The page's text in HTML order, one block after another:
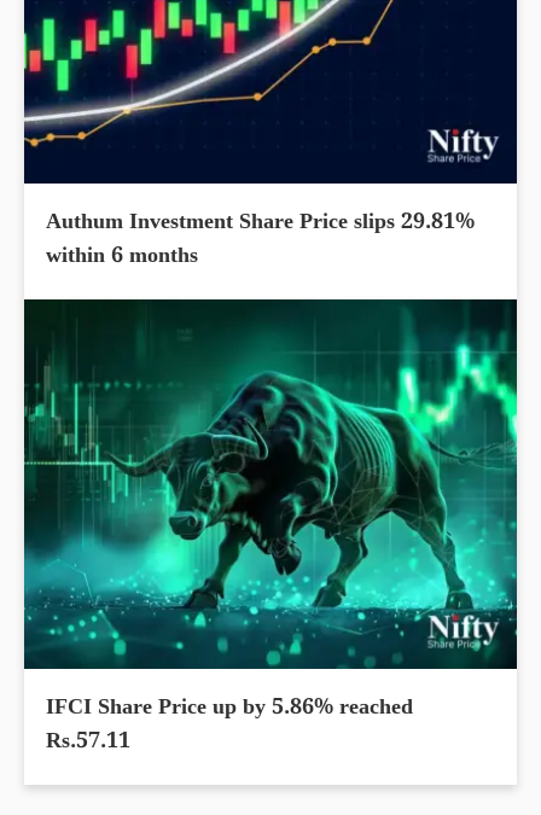
Authum Investment Share Price slips 29.81%
within 6 months
IFCI Share Price up by 5.86% reached
Rs.57.11